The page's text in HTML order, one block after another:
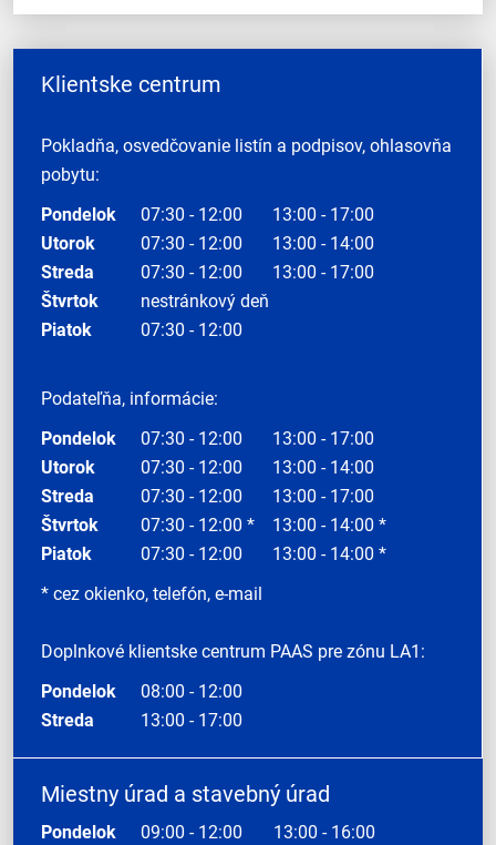
Klientske centrum
Pokladňa, osvedčovanie listín a podpisov, ohlasovňa
pobytu:
Pondelok
07:30 - 12:00
13:00 - 17:00
Utorok
07:30 - 12:00
13:00 - 14:00
Streda
07:30 - 12:00
13:00 - 17:00
Štvrtok
nestránkový deň
Piatok
07:30 - 12:00
Podateľňa, informácie:
Pondelok
07:30 - 12:00
13:00 - 17:00
Utorok
07:30 - 12:00
13:00 - 14:00
Streda
07:30 - 12:00
13:00 - 17:00
Štvrtok
07:30 - 12:00 *
13:00 - 14:00 *
Piatok
07:30 - 12:00
13:00 - 14:00 *
* cez okienko, telefón, e-mail
Doplnkové klientske centrum PAAS pre zónu LA1:
Pondelok
08:00 - 12:00
Streda
13:00 - 17:00
Miestny úrad a stavebný úrad
Pondelok 09:00 - 12:00
13:00 - 16:00